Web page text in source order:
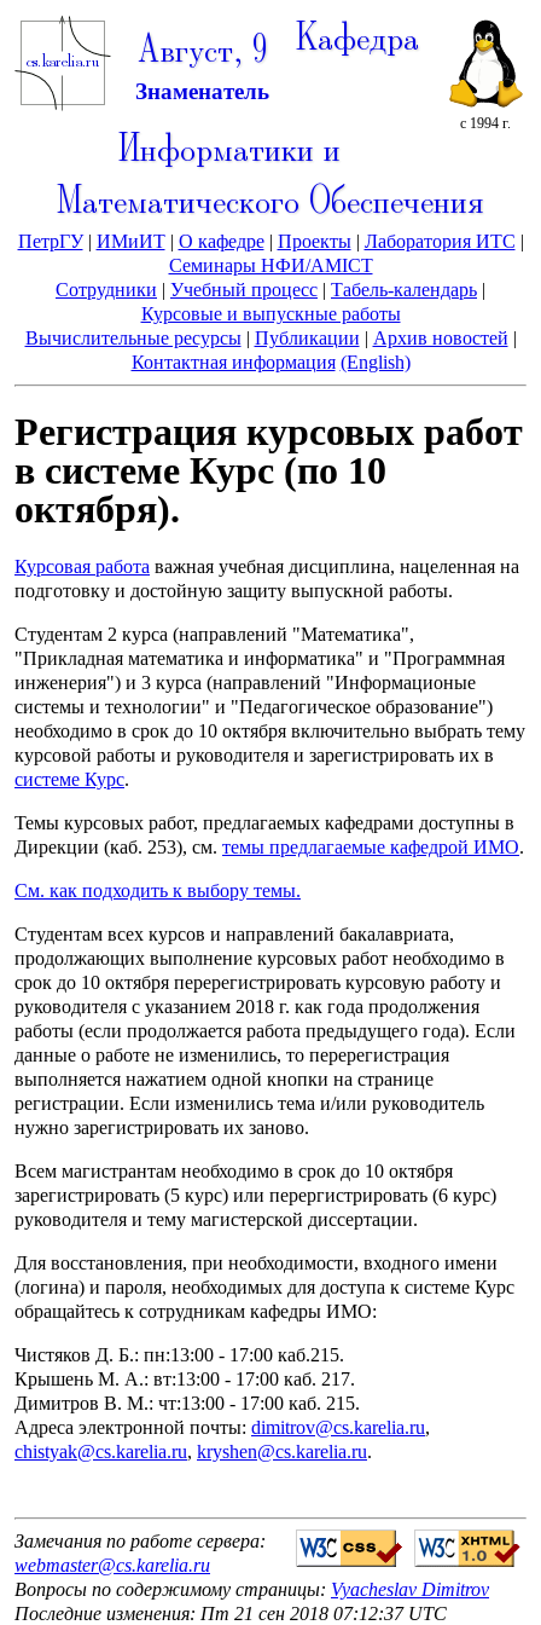
Август, 9
Знаменатель
с 1994 г.
Кафедра
Информатики и
Математического Обеспечения
ПетрГУ| ИМиИТ| О кафедре| Проекты| Лаборатория ИТС |
Семинары НФИ/AMICT
Сотрудники | Учебный процесс | Табель-календарь |
Курсовые и выпускные работы
Вычислительные ресурсы| Публикации | Архив новостей |
Контактная информация (English)
Регистрация курсовых работ
в системе Курс (по 10
октября).
Курсовая работа важная учебная дисциплина, нацеленная на
подготовку и достойную защиту выпускной работы.
Студентам 2 курса (направлений "Математика",
"Прикладная математика и информатика" и "Программная
инженерия") и 3 курса (направлений "Информационые
системы и технологии" и "Педагогическое образование")
необходимо в срок до 10 октября включительно выбрать тему
курсовой работы и руководителя и зарегистрировать их в
системе Курс.
Темы курсовых работ, предлагаемых кафедрами доступны в
Дирекции (каб. 253), см. темы предлагаемые кафедрой ИМО.
См. как подходить к выбору темы.
Студентам всех курсов и направлений бакалавриата,
продолжающих выполнение курсовых работ необходимо в
срок до 10 октября перерегистрировать курсовую работу и
руководителя с указанием 2018 г. как года продолжения
работы (если продолжается работа предыдущего года). Если
данные о работе не изменились, то перерегистрация
выполняется нажатием одной кнопки на странице
регистрации. Если изменились тема и/или руководитель
нужно зарегистрировать их заново.
Всем магистрантам необходимо в срок до 10 октября
зарегистрировать (5 курс) или перергистрировать (6 курс)
руководителя и тему магистерской диссертации.
Для восстановления, при необходимости, входного имени
(логина) и пароля, необходимых для доступа к системе Курс
обращайтесь к сотрудникам кафедры ИМО:
Чистяков Д. Б.: пн:13:00 - 17:00 каб.215.
Крышень М. А.: вт:13:00 - 17:00 каб. 217.
Димитров В. М.: чт:13:00 - 17:00 каб. 215.
Адреса электронной почты: dimitrov@cs.karelia.ru,
chistyak@cs.karelia.ru, kryshen@cs.karelia.ru.
Замечания по работе сервера:
webmaster@cs.karelia.ru
Вопросы по содержимому страницы: Vyacheslav Dimitrov
Последние изменения: Пт 21 сен 2018 07:12:37 UTC